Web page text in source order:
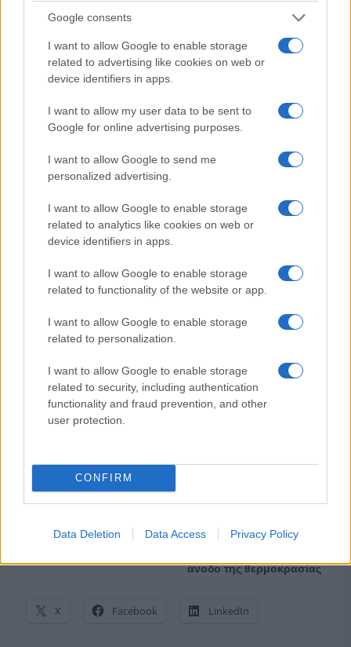
Google consents
I want to allow Google to enable storage
related to advertising like cookies on web or
device identifiers in apps.
I want to allow my user data to be sent to
Google for online advertising purposes.
I want to allow Google to send me
personalized advertising.
I want to allow Google to enable storage
related to analytics like cookies on web or
device identifiers in apps.
I want to allow Google to enable storage
related to functionality of the website or app.
I want to allow Google to enable storage
related to personalization.
I want to allow Google to enable storage
related to security, including authentication
functionality and fraud prevention, and other
user protection.
CONFIRM
Data Deletion Data Access Privacy Policy
Οι «Τυπολογίες» περνούν στην εικόνα, έχοντας ως πρώτο
καλεσμένο στο νέο vidcast τον Παύλο Μαρινάκη
Τηλεοπτικά
«Μαγειρέματα», Ψηφιακοί
Πόλεμοι και ένα…
Εβδομάδα που Ανακάτεψε
την Τράπουλα των
Βερύκιος ανοίγει τα χαρτιά
του – Vidcast
ΤΣΟΥΝΑΜΙ ψηφιακής οργής… συμπαρασύρει την
κυβέρνηση
εκλογές στο Μαξίμου
ημερών: Κανονικός
Αύγουστος με δυνατούς
άνοδο της θερμοκρασίας
X Facebook LinkedIn